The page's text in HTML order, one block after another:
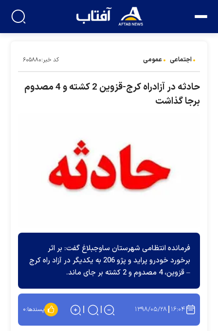
اجتماعی عمومی کد خبر:۶۰۵۸۸۰
حادثه در آزادراه کرج-قزوین 2 کشته و 4 مصدوم
برجا گذاشت
فرمانده انتظامی شهرستان ساوجبلاغ گفت: بر اثر
برخورد خودرو پراید و پژو 206 به یکدیگر در آزاد راه کرج
– قزوین، 4 مصدوم و 2 کشته بر جای ماند.
۱۶:۰۴ ۱۳۹۸/۰۵/۲۸ پسندها:۰